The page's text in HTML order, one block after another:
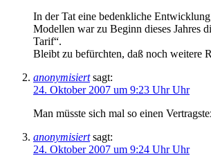
In der Tat eine bedenkliche
Modellen war zu Beginn dieses Jahres
Tarif“.
Bleibt zu befürchten, daß noch weitere
anonymisiert sagt:
24. Oktober 2007 um 9:23 Uhr Uhr
Man müsste sich mal so einen
anonymisiert sagt:
24. Oktober 2007 um 9:24 Uhr Uhr